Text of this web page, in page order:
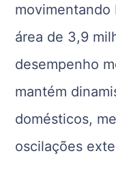
movimentando
área de 3,9
desempenho
mantém
domésticos,
oscilações